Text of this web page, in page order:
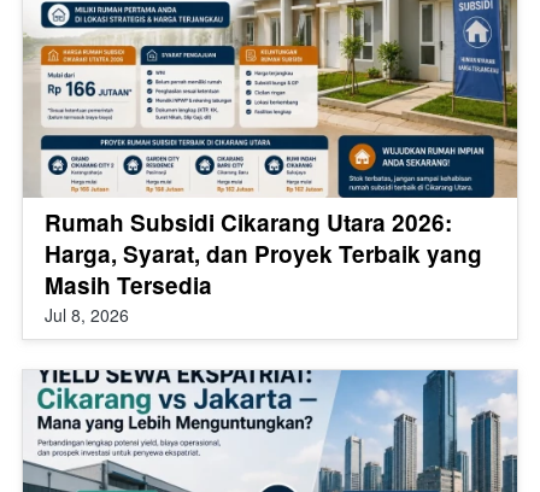
Rumah Subsidi Cikarang Utara 2026:
Harga, Syarat, dan Proyek Terbaik yang
Masih Tersedia
Jul 8, 2026